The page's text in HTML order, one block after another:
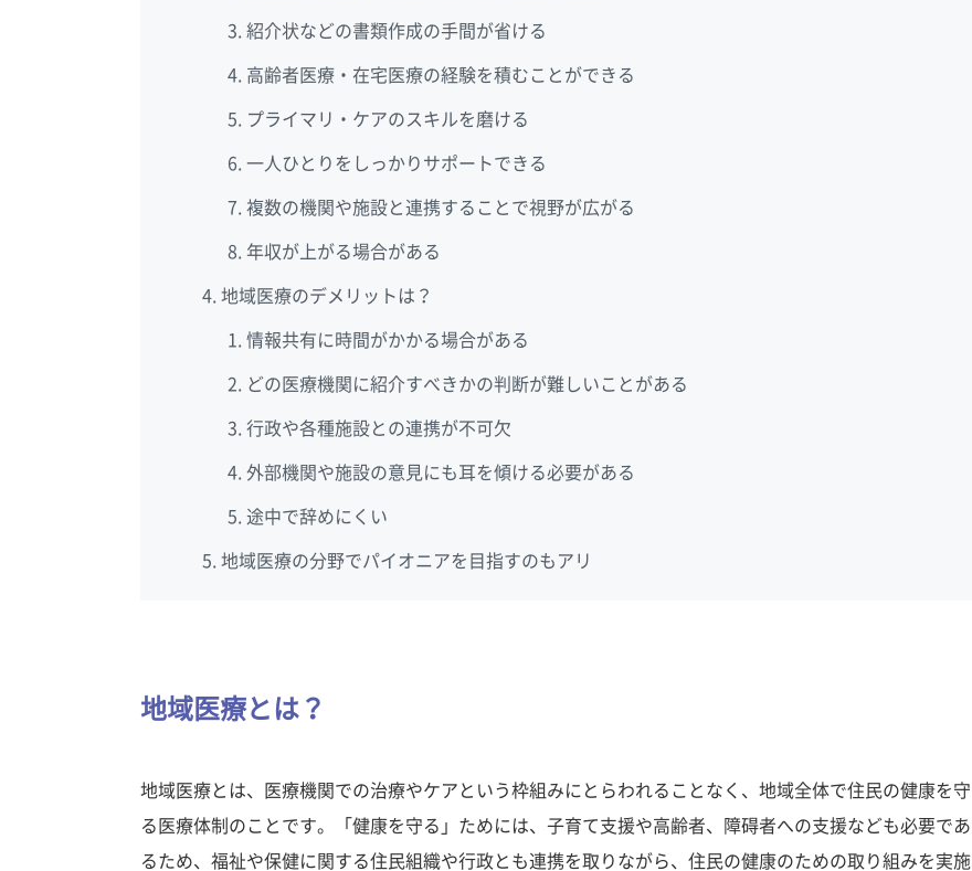
紹介状などの書類作成の手間が省ける
高齢者医療・在宅医療の経験を積むことができる
プライマリ・ケアのスキルを磨ける
一人ひとりをしっかりサポートできる
複数の機関や施設と連携することで視野が広がる
年収が上がる場合がある
地域医療のデメリットは？
情報共有に時間がかかる場合がある
どの医療機関に紹介すべきかの判断が難しいことがある
行政や各種施設との連携が不可欠
外部機関や施設の意見にも耳を傾ける必要がある
途中で辞めにくい
地域医療の分野でパイオニアを目指すのもアリ
地域医療とは？
地域医療とは、医療機関での治療やケアという枠組みにとらわれることなく、地域全体で住民の健康を守
る医療体制のことです。「健康を守る」ためには、子育て支援や高齢者、障碍者への支援なども必要であ
るため、福祉や保健に関する住民組織や行政とも連携を取りながら、住民の健康のための取り組みを実施